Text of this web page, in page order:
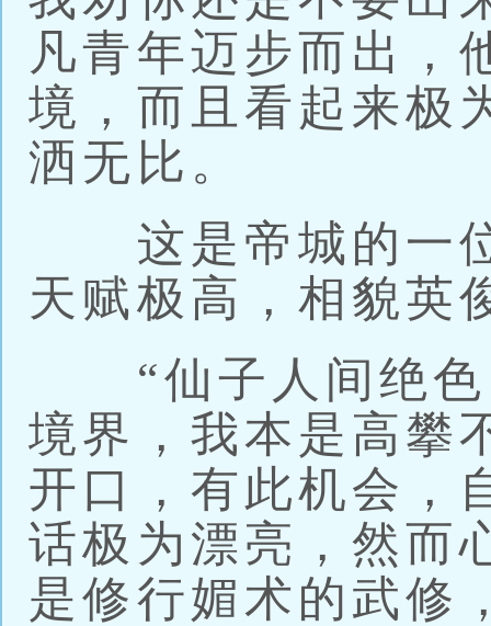
凡青年迈步而出，
境，而且看起来极
洒无比。
这是帝城的一位
天赋极高，相貌英
“仙子人间绝色
境界，我本是高攀
开口，有此机会，
话极为漂亮，然而
是修行媚术的武修